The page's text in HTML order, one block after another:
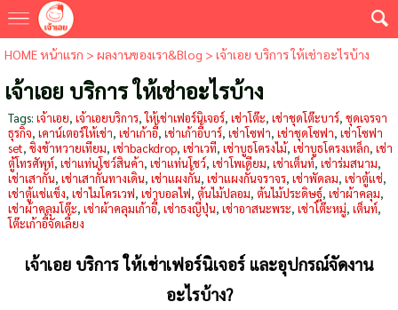
HOME หน้าแรก > ผลงานของเรา&Blog > เจ้าเอย บริการ ให้เช่าอะไรบ้าง
เจ้าเอย บริการ ให้เช่าอะไรบ้าง
Tags: เจ้าเอย, เจ้าเอยบริการ,ให้เช่าเฟอร์นิเจอร์, เช่าโต๊ะ, เช่าชุดโต๊ะบาร์, ชุดเจรจา
ธุรกิจ, เคาน์เตอร์ให้เช่า, เช่าเก้าอี้, เช่าเก้าอี้บาร์, เช่าโซฟา, เช่าชุดโซฟา, เช่าโซฟา
set, ชิงช้าหวายเทียม, เช่าbackdrop, เช่าเวที, เช่าบูธโครงไม้, เช่าบูธโครงเหล็ก, เช่า
ตู้โทรศัพท์, เช่าแท่นโชว์สินค้า, เช่าแท่นโชว์, เช่าโพเดียม, เช่าเต็นท์, เช่าร่มสนาม,
เช่าเสากั้น, เช่าเสากั้นทางเดิน, เช่าแผงกั้น, เช่าแผงกั้นจราจร, เช่าพัดลม, เช่าตู้แช่,
เช่าตู้แช่แข็ง, เช่าไมโครเวฟ, เช่าบอลไฟ, ต้นไม้ปลอม, ต้นไม้ประดิษฐ์, เช่าผ้าคลุม,
เช่าผ้าคลุมโต๊ะ, เช่าผ้าคลุมเก้าอี้, เช่าธงญี่ปุ่น, เช่าอาสนะพระ, เช่าโต๊ะหมู่, เต็นท์,
โต๊ะเก้าอี้จัดเลี้ยง
เจ้าเอย บริการ ให้เช่าเฟอร์นิเจอร์ และอุปกรณ์จัดงาน
อะไรบ้าง?